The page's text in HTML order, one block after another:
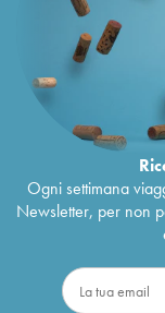
Ogni settimana
Newsletter, per non